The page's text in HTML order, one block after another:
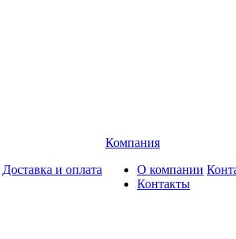
Доставка и оплата
Компания
О компании
Контакты